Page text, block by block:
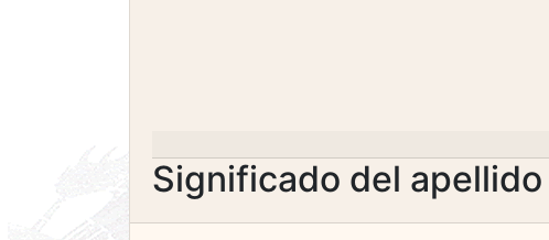
Significado del apellido